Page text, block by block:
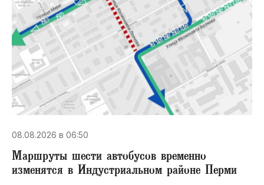
08.08.2026 в 06:50
Маршруты шести автобусов временно
изменятся в Индустриальном районе Перми